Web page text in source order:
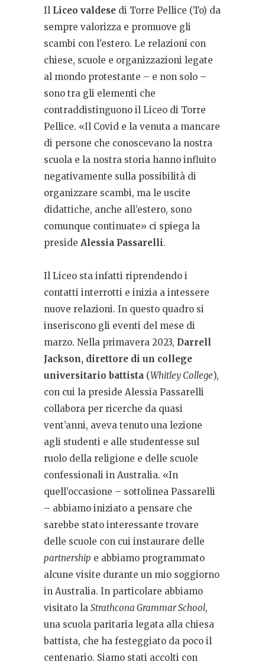
Il Liceo valdese di Torre Pellice (To) da
sempre valorizza e promuove gli
scambi con l’estero. Le relazioni con
chiese, scuole e organizzazioni legate
al mondo protestante – e non solo –
sono tra gli elementi che
contraddistinguono il Liceo di Torre
Pellice. «Il Covid e la venuta a mancare
di persone che conoscevano la nostra
scuola e la nostra storia hanno influito
negativamente sulla possibilità di
organizzare scambi, ma le uscite
didattiche, anche all’estero, sono
comunque continuate» ci spiega la
preside Alessia Passarelli.
Il Liceo sta infatti riprendendo i
contatti interrotti e inizia a intessere
nuove relazioni. In questo quadro si
inseriscono gli eventi del mese di
marzo. Nella primavera 2023, Darrell
Jackson, direttore di un college
universitario battista (Whitley College),
con cui la preside Alessia Passarelli
collabora per ricerche da quasi
vent’anni, aveva tenuto una lezione
agli studenti e alle studentesse sul
ruolo della religione e delle scuole
confessionali in Australia. «In
quell’occasione – sottolinea Passarelli
– abbiamo iniziato a pensare che
sarebbe stato interessante trovare
delle scuole con cui instaurare delle
partnership e abbiamo programmato
alcune visite durante un mio soggiorno
in Australia. In particolare abbiamo
visitato la Strathcona Grammar School,
una scuola paritaria legata alla chiesa
battista, che ha festeggiato da poco il
centenario. Siamo stati accolti con